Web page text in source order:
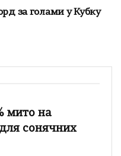
за голами у Кубку
мито на
сонячних